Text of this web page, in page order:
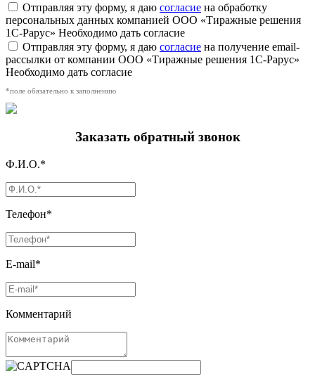
Отправляя эту форму, я даю согласие на обработку
персональных данных компанией ООО «Тиражные решения
1С-Рарус» Необходимо дать согласие
Отправляя эту форму, я даю согласие на получение email-
рассылки от компании ООО «Тиражные решения 1С-Рарус»
Необходимо дать согласие
*поле обязательно к заполнению
Заказать обратный звонок
Ф.И.О.*
Телефон*
E-mail*
Комментарий